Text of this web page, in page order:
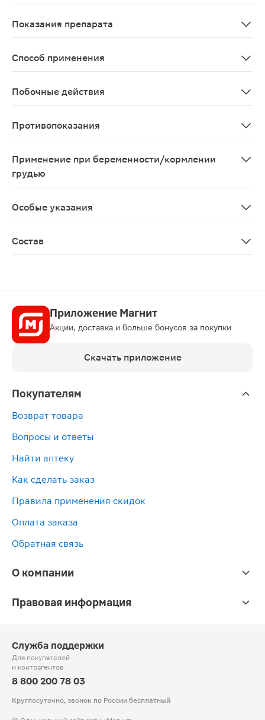
Показания препарата
Способ применения
Побочные действия
Противопоказания
Применение при беременности/кормлении
грудью
Особые указания
Состав
Приложение Магнит
Акции, доставка и больше бонусов за покупки
Скачать приложение
Покупателям
Возврат товара
Вопросы и ответы
Найти аптеку
Как сделать заказ
Правила применения скидок
Оплата заказа
Обратная связь
О компании
Правовая информация
Служба поддержки
Для покупателей
и контрагентов
8 800 200 78 03
Круглосуточно, звонок по России бесплатный